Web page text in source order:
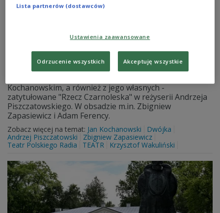
Słuchowisko "Rzecz Czarnoleska" - z
inspiracji Kochanowskim
Kochanowskim, a również z jego własnych -
zatytułowane "Rzecz Czarnoleska" w reżyserii Andrzeja
Piszczatowskiego. W obsadzie m.in. Zbigniew
Zapasiewicz i Adam Ferency.
Zobacz więcej na temat: Jan Kochanowski
Dwójka
Andrzej Piszczatowski
Zbigniew Zapasiewicz
Teatr Polskiego Radia
TEATR Krzysztof Wakuliński
Lista partnerów (dostawców)
Ustawienia zaawansowane
Odrzucenie wszystkich Akceptuję wszystkie